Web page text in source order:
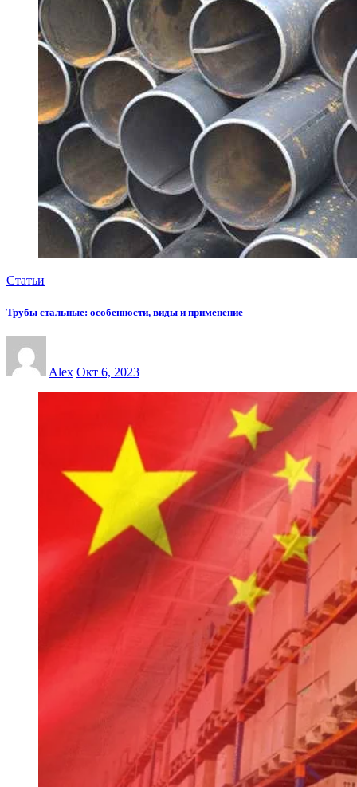
Статьи
Трубы стальные: особенности, виды и применение
Alex Окт 6, 2023